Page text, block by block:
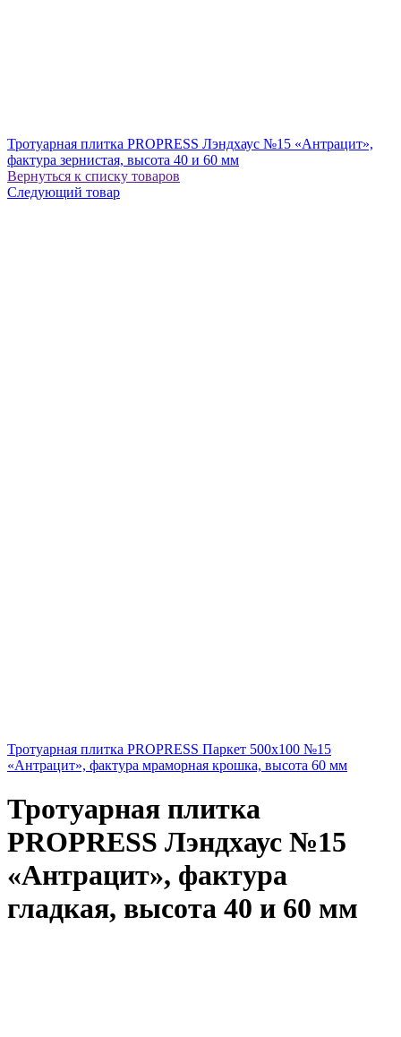
Тротуарная плитка PROPRESS Лэндхаус №15 «Антрацит»,
фактура зернистая, высота 40 и 60 мм
Вернуться к списку товаров
Следующий товар
Тротуарная плитка PROPRESS Паркет 500х100 №15
«Антрацит», фактура мраморная крошка, высота 60 мм
Тротуарная плитка
PROPRESS Лэндхаус №15
«Антрацит», фактура
гладкая, высота 40 и 60 мм